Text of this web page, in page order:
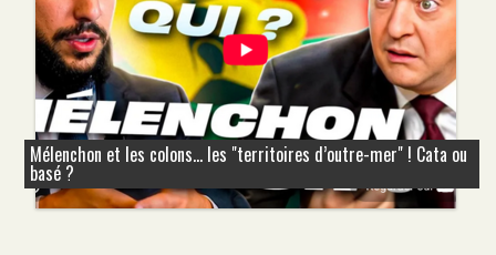
Mélenchon et les colons... les "territoires d’outre-mer" ! Cata ou
basé ?